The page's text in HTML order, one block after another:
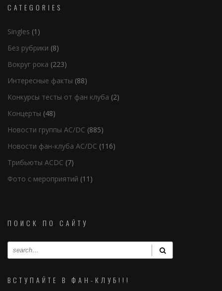
CATEGORIES
Singles (1)
Без рубрики (8)
Вокруг рока (223)
Интересные факты (88)
Конкурсы тесты от фан клуба (2)
Концерты (48)
Новости группы AC/DC (885)
Новости фан-клуба AC/DC (116)
Трибьюты ACDC (7)
Фото с мероприятий (11)
ПОИСК ПО САЙТУ
ВСТУПАЙТЕ В ФАН-КЛУБ!!!